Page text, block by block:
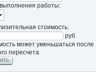
работы:
стоимость:
руб
может уменьшаться после
пересчета